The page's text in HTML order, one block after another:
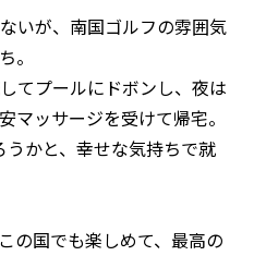
いが、南国ゴルフの雰囲気
。
てプールにドボンし、夜は
マッサージを受けて帰宅。
かと、幸せな気持ちで就
の国でも楽しめて、最高の